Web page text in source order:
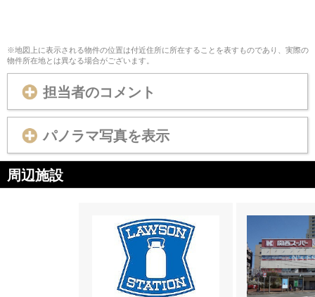
※地図上に表示される物件の位置は付近住所に所在することを表すものであり、実際の
物件所在地とは異なる場合がございます。
担当者のコメント
パノラマ写真を表示
周辺施設